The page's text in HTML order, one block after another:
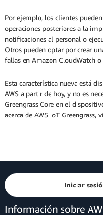
Por ejemplo, los clientes
operaciones posteriores a la
notificaciones al personal o
Otros pueden optar por crear
fallas en Amazon CloudWatch
Esta característica nueva está
AWS a partir de hoy, y no es
Greengrass Core en el
acerca de AWS IoT Greengrass,
Iniciar
Información sobre